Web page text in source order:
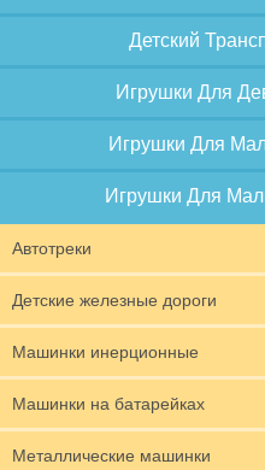
Детский
Игрушки Для
Игрушки Для
Игрушки Для
Автотреки
Детские железные дороги
Машинки инерционные
Машинки на батарейках
Металлические машинки